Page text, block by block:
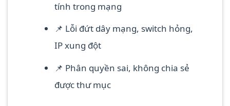
tính trong mạng
📌 Lỗi đứt dây mạng, switch hỏng,
IP xung đột
📌 Phân quyền sai, không chia sẻ
được thư mục